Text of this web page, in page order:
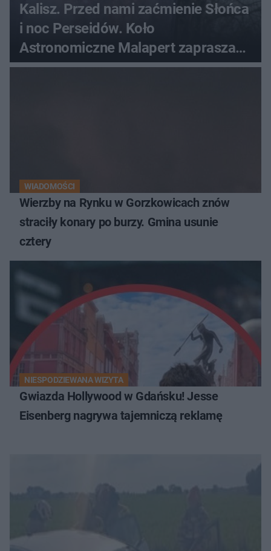
Kalisz. Przed nami zaćmienie Słońca
i noc Perseidów. Koło
Astronomiczne Malapert zaprasza
na wspólne obserwacje
WIADOMOŚCI
Wierzby na Rynku w Gorzkowicach znów
straciły konary po burzy. Gmina usunie
cztery
NIESPODZIEWANA WIZYTA
Gwiazda Hollywood w Gdańsku! Jesse
Eisenberg nagrywa tajemniczą reklamę